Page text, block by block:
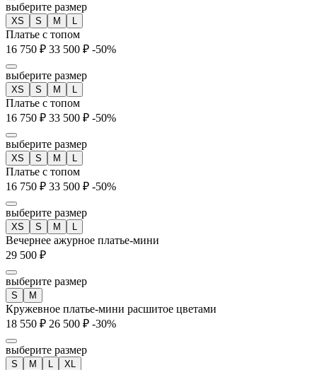
выберите размер
XS S M L
Платье с топом
16 750 ₽ 33 500 ₽ -50%
выберите размер
XS S M L
Платье с топом
16 750 ₽ 33 500 ₽ -50%
выберите размер
XS S M L
Платье с топом
16 750 ₽ 33 500 ₽ -50%
выберите размер
XS S M L
Вечернее ажурное платье-мини
29 500 ₽
выберите размер
S M
Кружевное платье-мини расшитое цветами
18 550 ₽ 26 500 ₽ -30%
выберите размер
S M L XL